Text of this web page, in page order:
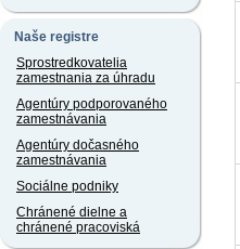
Naše registre
Sprostredkovatelia
zamestnania za úhradu
Agentúry podporovaného
zamestnávania
Agentúry dočasného
zamestnávania
Sociálne podniky
Chránené dielne a
chránené pracoviská